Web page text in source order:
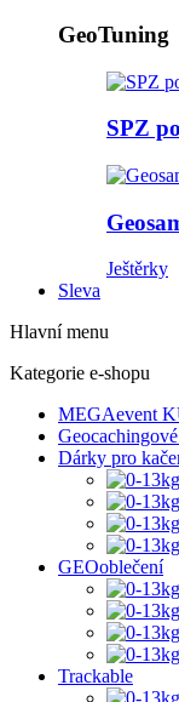
GeoTuning
SPZ
Ještěrky
Sleva
Hlavní menu
Kategorie e-shopu
MEGAevent
Dárky pro
GEOoblečení
Trackable